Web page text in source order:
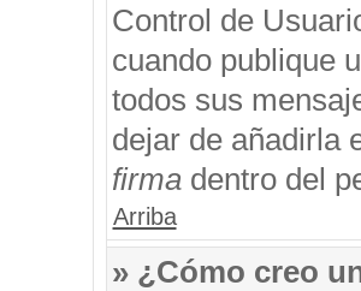
Control de
cuando publique
todos sus
dejar de añadirla
firmadentro del
Arriba
» ¿Cómo creo